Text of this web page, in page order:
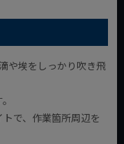
や埃をしっかり吹き飛
で、作業箇所周辺を